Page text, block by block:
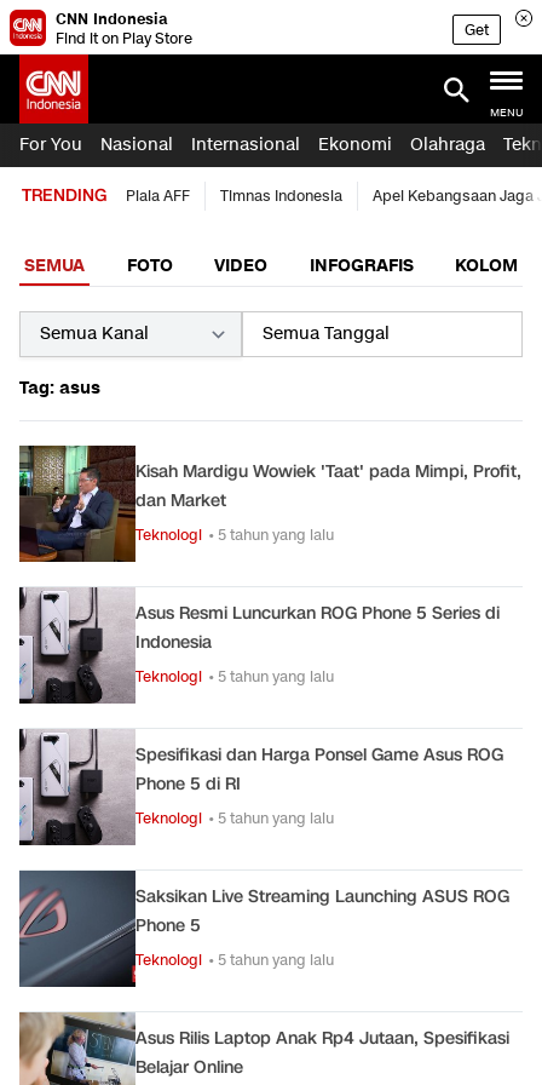
CNN Indonesia
Find it on Play Store
Get
MENU
For You Nasional Internasional Ekonomi Olahraga
TRENDING Piala AFF Timnas Indonesia Apel Kebangsaan Jaga
SEMUA FOTO VIDEO INFOGRAFIS KOLOM
Tag: asus
Kisah Mardigu Wowiek 'Taat' pada Mimpi, Profit,
dan Market
Teknologi • 5 tahun yang lalu
Asus Resmi Luncurkan ROG Phone 5 Series di
Indonesia
Teknologi • 5 tahun yang lalu
Spesifikasi dan Harga Ponsel Game Asus ROG
Phone 5 di RI
Teknologi • 5 tahun yang lalu
Saksikan Live Streaming Launching ASUS ROG
Phone 5
Teknologi • 5 tahun yang lalu
Asus Rilis Laptop Anak Rp4 Jutaan, Spesifikasi
Belajar Online